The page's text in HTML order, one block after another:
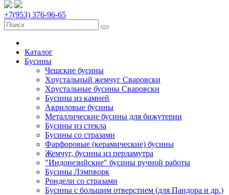
+7(953) 376-96-65
Каталог
Бусины
Чешские бусины
Хрустальный жемчуг Сваровски
Хрустальные бусины Сваровски
Бусины из камней
Акриловые бусины
Металлические бусины для бижутерии
Бусины из стекла
Бусины со стразами
Фарфоровые (керамические) бусины
Жемчуг, бусины из перламутра
"Индонезийские" бусины ручной работы
Бусины Лэмпворк
Рондели со стразами
Бусины с большим отверстием (для Пандора и др.)